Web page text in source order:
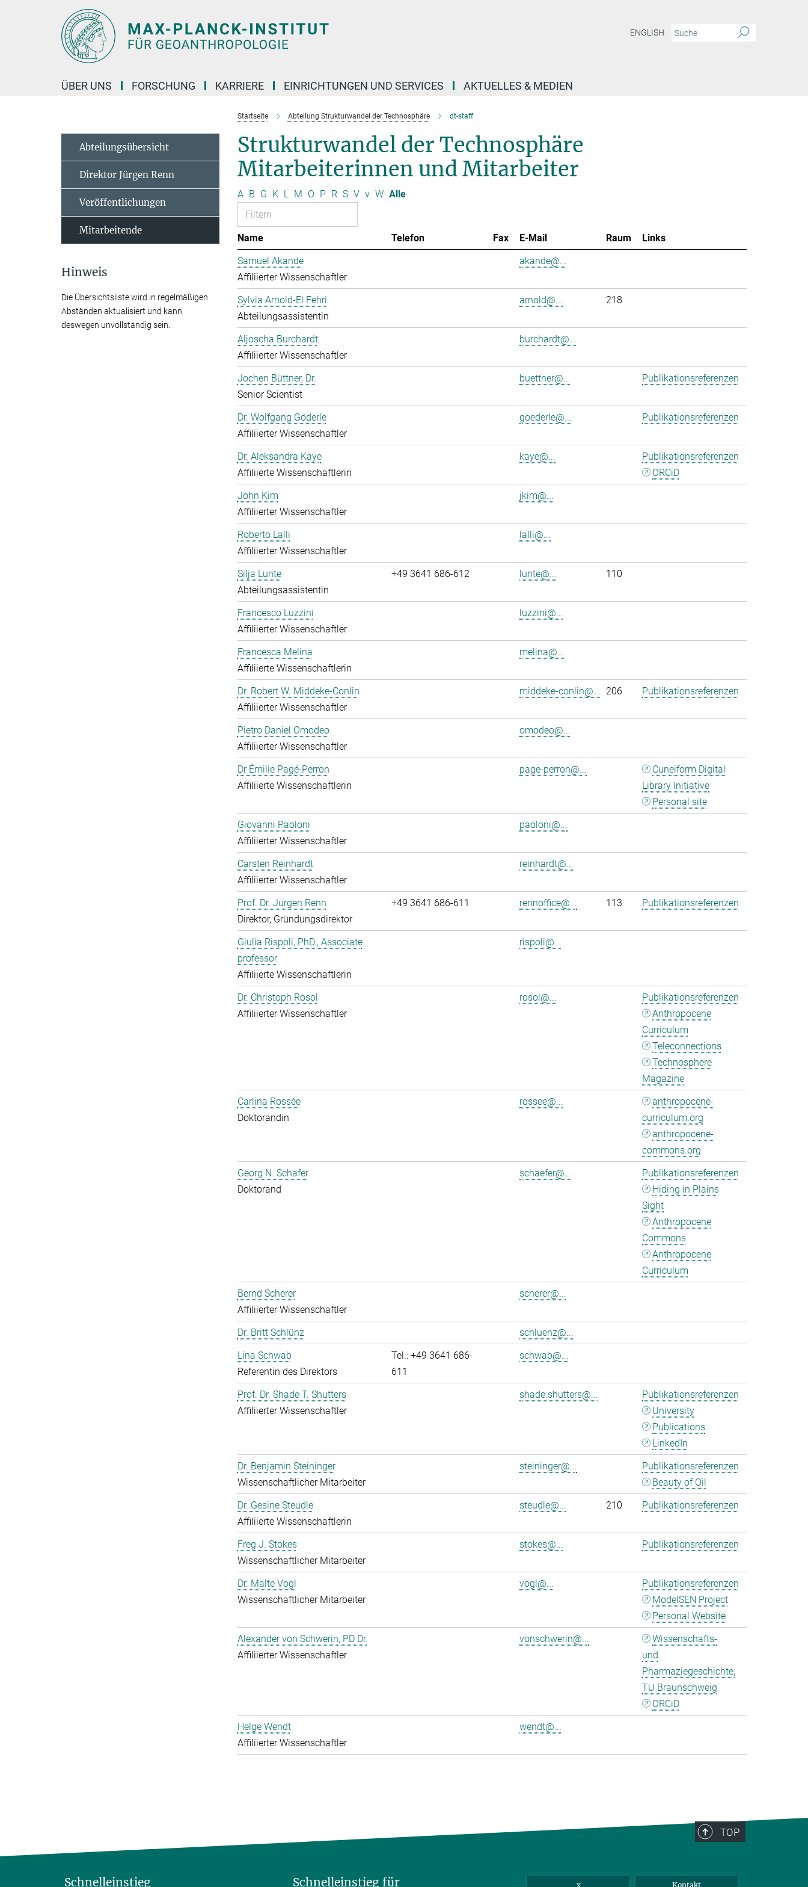
ENGLISH
ÜBER UNS FORSCHUNG KARRIERE EINRICHTUNGEN UND SERVICES AKTUELLES & MEDIEN
Startseite Abteilung Strukturwandel der Technosphäre dt-staff
Strukturwandel der Technosphäre
Mitarbeiterinnen und Mitarbeiter
A B G K L M O P R S V v W Alle
Name Telefon Fax E-Mail Raum
Links
Samuel Akande
Affiliierter Wissenschaftler
akande@...
Sylvia Arnold-El Fehri
Abteilungsassistentin
arnold@... 218
Aljoscha Burchardt
Affiliierter Wissenschaftler
burchardt@...
Jochen Büttner, Dr.
Senior Scientist
buettner@... Publikationsreferenzen
Dr. Wolfgang Göderle
Affiliierter Wissenschaftler
goederle@... Publikationsreferenzen
Dr. Aleksandra Kaye
Affiliierte Wissenschaftlerin
kaye@...
Publikationsreferenzen
ORCiD
John Kim
Affiliierter Wissenschaftler
jkim@...
Roberto Lalli
Affiliierter Wissenschaftler
lalli@...
Silja Lunte
Abteilungsassistentin
+49 3641 686-612 lunte@... 110
Francesco Luzzini
Affiliierter Wissenschaftler
luzzini@...
Francesca Melina
Affiliierte Wissenschaftlerin
melina@...
Dr. Robert W. Middeke-Conlin
Affiliierter Wissenschaftler
middeke-conlin@... 206 Publikationsreferenzen
Pietro Daniel Omodeo
Affiliierter Wissenschaftler
omodeo@...
Dr Émilie Pagé-Perron
Affiliierte Wissenschaftlerin
page-perron@...
Cuneiform Digital
Library Initiative
Personal site
Giovanni Paoloni
Affiliierter Wissenschaftler
paoloni@...
Carsten Reinhardt
Affiliierter Wissenschaftler
reinhardt@...
Prof. Dr. Jürgen Renn
Direktor, Gründungsdirektor
+49 3641 686-611 rennoffice@... 113 Publikationsreferenzen
Giulia Rispoli, PhD., Associate
professor
Affiliierte Wissenschaftlerin
rispoli@...
Dr. Christoph Rosol
Affiliierter Wissenschaftler
rosol@...
Publikationsreferenzen
Anthropocene
Curriculum
Teleconnections
Technosphere
Magazine
Carlina Rossée
Doktorandin
rossee@...
anthropocene-
curriculum.org
anthropocene-
commons.org
Georg N. Schäfer
Doktorand
schaefer@...
Publikationsreferenzen
Hiding in Plains
Sight
Anthropocene
Commons
Anthropocene
Curriculum
Bernd Scherer
Affiliierter Wissenschaftler
scherer@...
Dr. Britt Schlünz
schluenz@...
Lina Schwab
Referentin des Direktors
Tel.: +49 3641 686-
611
schwab@...
Prof. Dr. Shade T. Shutters
Affiliierter Wissenschaftler
shade.shutters@...
Publikationsreferenzen
University
Publications
LinkedIn
Dr. Benjamin Steininger
Wissenschaftlicher Mitarbeiter
steininger@...
Publikationsreferenzen
Beauty of Oil
Dr. Gesine Steudle
Affiliierte Wissenschaftlerin
steudle@... 210 Publikationsreferenzen
Freg J. Stokes
Wissenschaftlicher Mitarbeiter
stokes@... Publikationsreferenzen
Dr. Malte Vogl
Wissenschaftlicher Mitarbeiter
vogl@...
Publikationsreferenzen
ModelSEN Project
Personal Website
Alexander von Schwerin, PD Dr.
Affiliierter Wissenschaftler
vonschwerin@...
Wissenschafts-
und
Pharmaziegeschichte,
TU Braunschweig
ORCiD
Helge Wendt
Affiliierter Wissenschaftler
wendt@...
Abteilungsübersicht
Direktor Jürgen Renn
Veröffentlichungen
Mitarbeitende
Hinweis
Die Übersichtsliste wird in regelmäßigen
Abständen aktualisiert und kann
deswegen unvollständig sein.
TOP
Schnelleinstieg Schnelleinstieg für x Kontakt